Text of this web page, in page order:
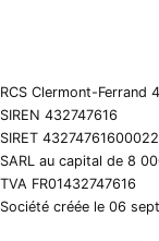
RCS Clermont-Ferrand
SIREN 432747616
SIRET 43274761600022
SARL au capital de 8
TVA FR01432747616
Société créée le 06